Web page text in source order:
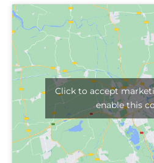
Click to accept
enable this